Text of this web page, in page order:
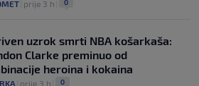
prije 3 h 0
uzrok smrti NBA košarkaša:
Clarke preminuo od
heroina i kokaina
prije 3 h 0